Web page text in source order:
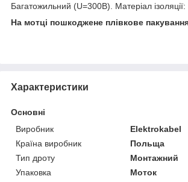
Багатожильний (U=300В). Матеріал
На мотці пошкоджене плівкове
Характеристики
Основні
Виробник
Elektrokabel
Країна виробник
Польща
Тип дроту
Монтажний
Упаковка
Моток